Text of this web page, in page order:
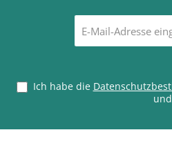
Mail-
Adresse
Ich habe die